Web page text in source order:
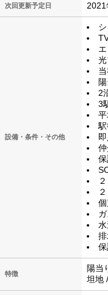
次回更新予定日 2021
設備・条件・その他
2
3
特徴
陽当
坦地